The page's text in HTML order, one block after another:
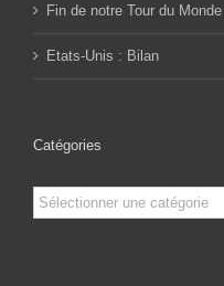
Fin de notre Tour du
Etats-Unis : Bilan
Catégories
Catégories